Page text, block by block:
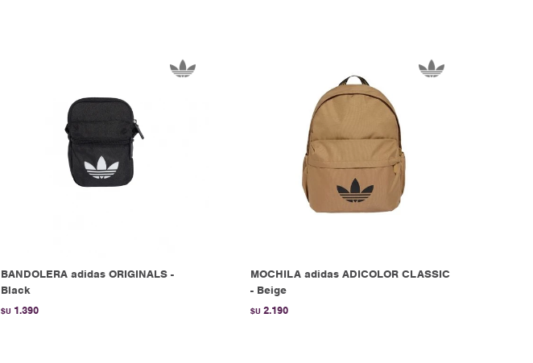
BANDOLERA adidas ORIGINALS -
Black
$U 1.390
MOCHILA adidas ADICOLOR CLASSIC
- Beige
$U 2.190